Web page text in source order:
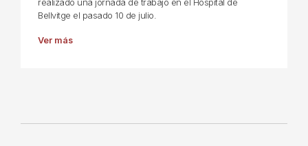
realizado una jornada de trabajo en el Hospital de
Bellvitge el pasado 10 de julio.
Ver más